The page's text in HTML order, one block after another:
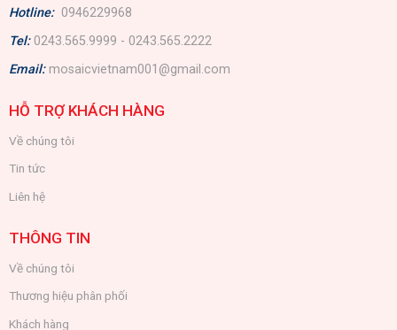
Hotline: 0946229968
Tel: 0243.565.9999 - 0243.565.2222
Email: mosaicvietnam001@gmail.com
HỖ TRỢ KHÁCH HÀNG
Về chúng tôi
Tin tức
Liên hệ
THÔNG TIN
Về chúng tôi
Thương hiệu phân phối
Khách hàng